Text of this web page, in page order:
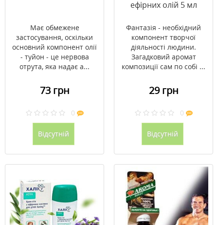
Має обмежене
застосування, оскільки
основний компонент олії
- туйон - це нервова
отрута, яка надає а...
73 грн
0
Відсутній
ефірних олій 5 мл
Фантазія - необхідний
компонент творчої
діяльності людини.
Загадковий аромат
композиції сам по собі ...
29 грн
0
Відсутній